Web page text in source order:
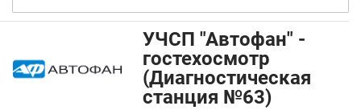
УЧСП "Автофан" -
гостехосмотр
(Диагностическая
станция №63)